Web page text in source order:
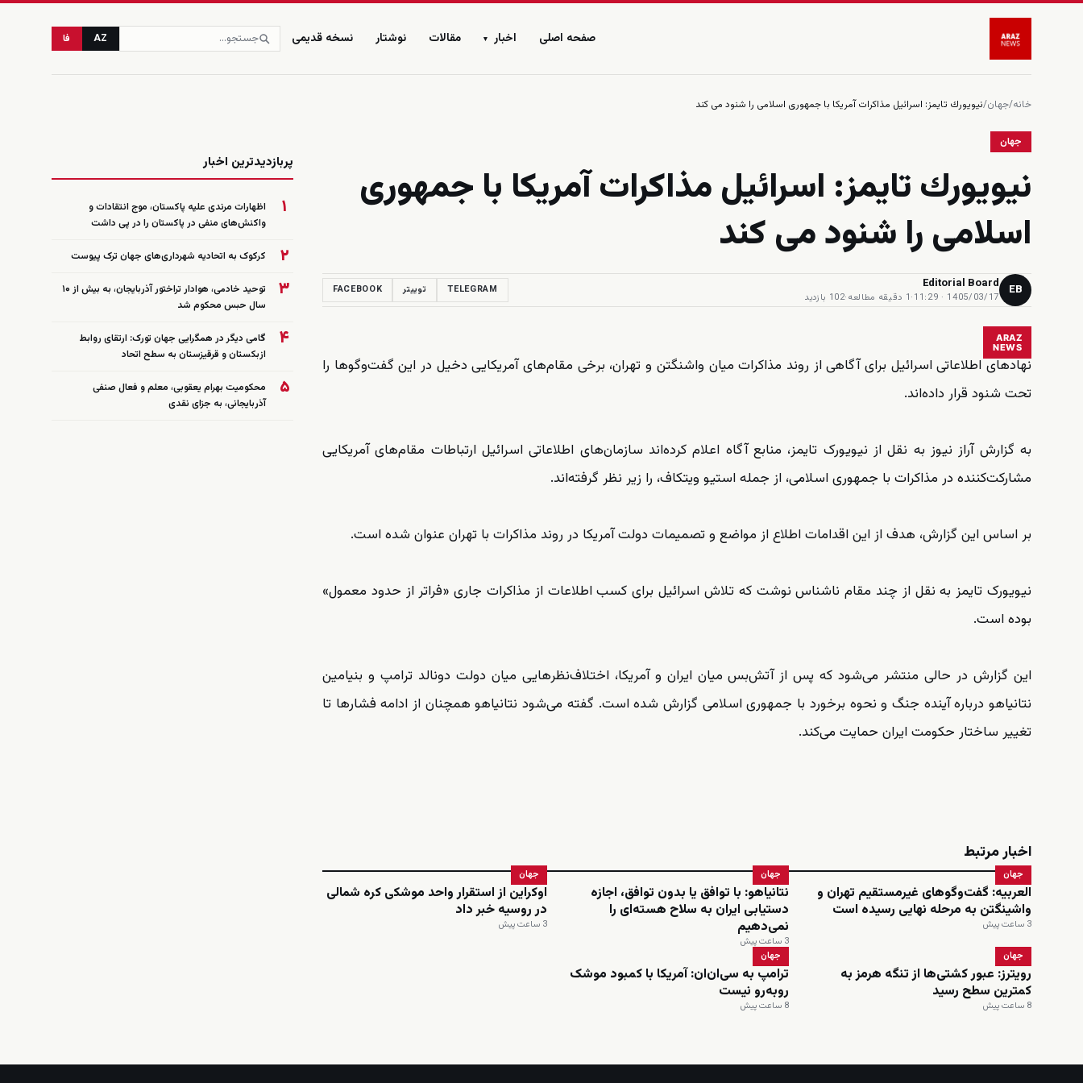
صفحه اصلی اخبار ▾ مقالات نوشتار نسخه قدیمی AZ فا
خانه/جهان/نيويورك تايمز: اسرائيل مذاكرات آمريكا با جمهورى اسلامى را شنود مى كند
جهان
نيويورك تايمز: اسرائيل مذاكرات آمريكا با جمهورى
اسلامى را شنود مى كند
EB
Editorial Board
1405/03/17 · 11:29
·1 دقیقه مطالعه ·102 بازدید
TELEGRAM توییتر FACEBOOK
ARAZ
NEWS
نهادهای اطلاعاتی اسرائیل برای آگاهی از روند مذاکرات میان واشنگتن و تهران، برخی مقام‌های آمریکایی دخیل در این گفت‌وگوها را
تحت شنود قرار داده‌اند.
به گزارش آراز نیوز به نقل از نیویورک تایمز، منابع آگاه اعلام کرده‌اند سازمان‌های اطلاعاتی اسرائیل ارتباطات مقام‌های آمریکایی
مشارکت‌کننده در مذاکرات با جمهوری اسلامی، از جمله استیو ویتکاف، را زیر نظر گرفته‌اند.
بر اساس این گزارش، هدف از این اقدامات اطلاع از مواضع و تصمیمات دولت آمریکا در روند مذاکرات با تهران عنوان شده است.
نیویورک تایمز به نقل از چند مقام ناشناس نوشت که تلاش اسرائیل برای کسب اطلاعات از مذاکرات جاری «فراتر از حدود معمول»
بوده است.
این گزارش در حالی منتشر می‌شود که پس از آتش‌بس میان ایران و آمریکا، اختلاف‌نظرهایی میان دولت دونالد ترامپ و بنیامین
نتانیاهو درباره آینده جنگ و نحوه برخورد با جمهوری اسلامی گزارش شده است. گفته می‌شود نتانیاهو همچنان از ادامه فشارها تا
تغییر ساختار حکومت ایران حمایت می‌کند.
اخبار مرتبط
جهان
العربیه: گفت‌وگوهای غیرمستقیم تهران و
واشینگتن به مرحله نهایی رسیده است
3 ساعت پیش
جهان
نتانیاهو: با توافق یا بدون توافق، اجازه
دستیابی ایران به سلاح هسته‌ای را
نمی‌دهیم
3 ساعت پیش
جهان
اوکراین از استقرار واحد موشکی کره شمالی
در روسیه خبر داد
3 ساعت پیش
جهان
رویترز: عبور کشتی‌ها از تنگه هرمز به
کمترین سطح رسید
8 ساعت پیش
جهان
ترامپ به سی‌ان‌ان: آمریکا با کمبود موشک
روبه‌رو نیست
8 ساعت پیش
پربازدیدترین اخبار
۱
اظهارات مرندی علیه پاکستان، موج انتقادات و
واکنش‌های منفی در پاکستان را در پی داشت
۲ کرکوک به اتحادیه شهرداری‌های جهان ترک پیوست
۳
توحید خادمی، هوادار تراختور آذربایجان، به بیش از ۱۰
سال حبس محکوم شد
۴
گامی دیگر در همگرایی جهان تورک: ارتقای روابط
ازبکستان و قرقیزستان به سطح اتحاد
۵
محکومیت بهرام یعقوبی، معلم و فعال صنفی
آذربایجانی، به جزای نقدی